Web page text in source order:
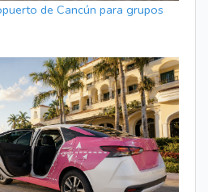
de Cancún para grupos